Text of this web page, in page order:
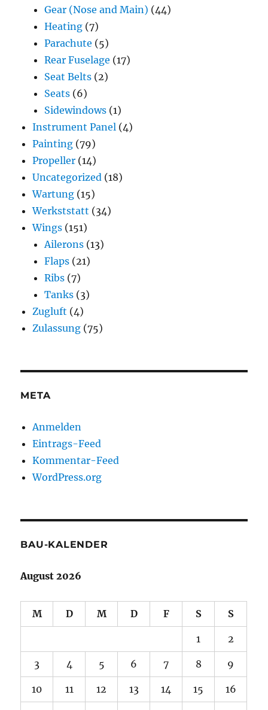
Gear (Nose and Main) (44)
Heating (7)
Parachute (5)
Rear Fuselage (17)
Seat Belts (2)
Seats (6)
Sidewindows (1)
Instrument Panel (4)
Painting (79)
Propeller (14)
Uncategorized (18)
Wartung (15)
Werkststatt (34)
Wings (151)
Ailerons (13)
Flaps (21)
Ribs (7)
Tanks (3)
Zugluft (4)
Zulassung (75)
META
Anmelden
Eintrags-Feed
Kommentar-Feed
WordPress.org
BAU-KALENDER
August 2026
M D M D F S S
1 2
3 4 5 6 7 8 9
10 11 12 13 14 15 16